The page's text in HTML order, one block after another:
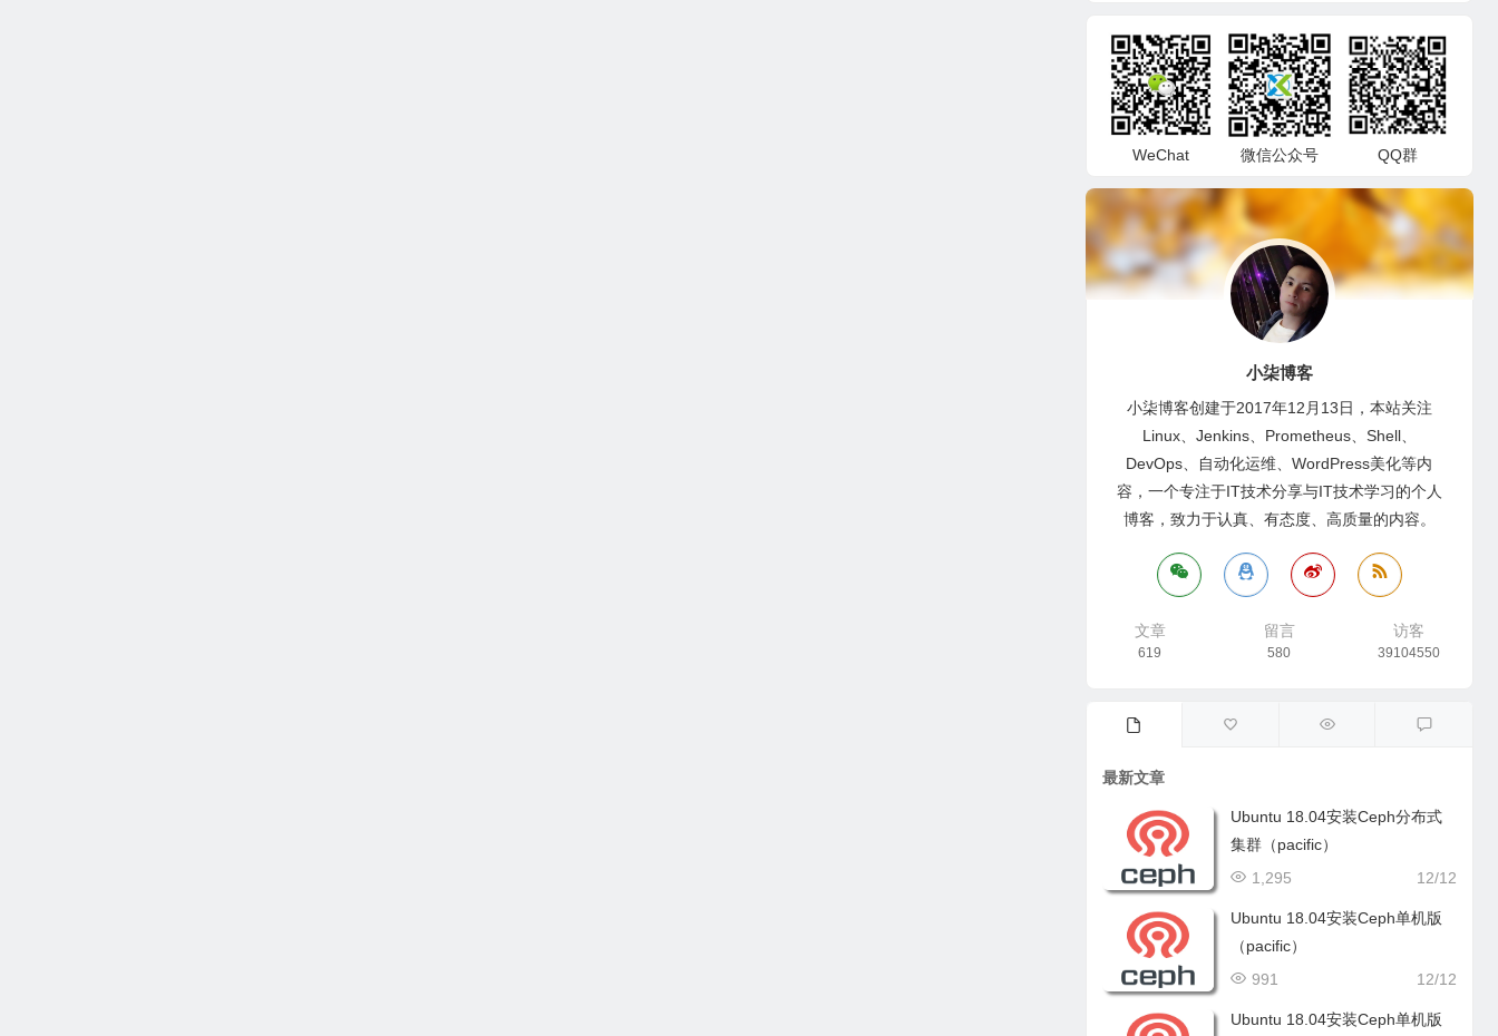
WeChat 微信公众号 QQ群
小柒博客
小柒博客创建于2017年12月13日，本站关注
Linux、Jenkins、Prometheus、Shell、
DevOps、自动化运维、WordPress美化等内
容，一个专注于IT技术分享与IT技术学习的个人
博客，致力于认真、有态度、高质量的内容。
文章
619
留言
580
访客
39104550
最新文章
Ubuntu 18.04安装Ceph分布式
集群（pacific）
12/12
1,295
Ubuntu 18.04安装Ceph单机版
（pacific）
12/12
991
Ubuntu 18.04安装Ceph单机版